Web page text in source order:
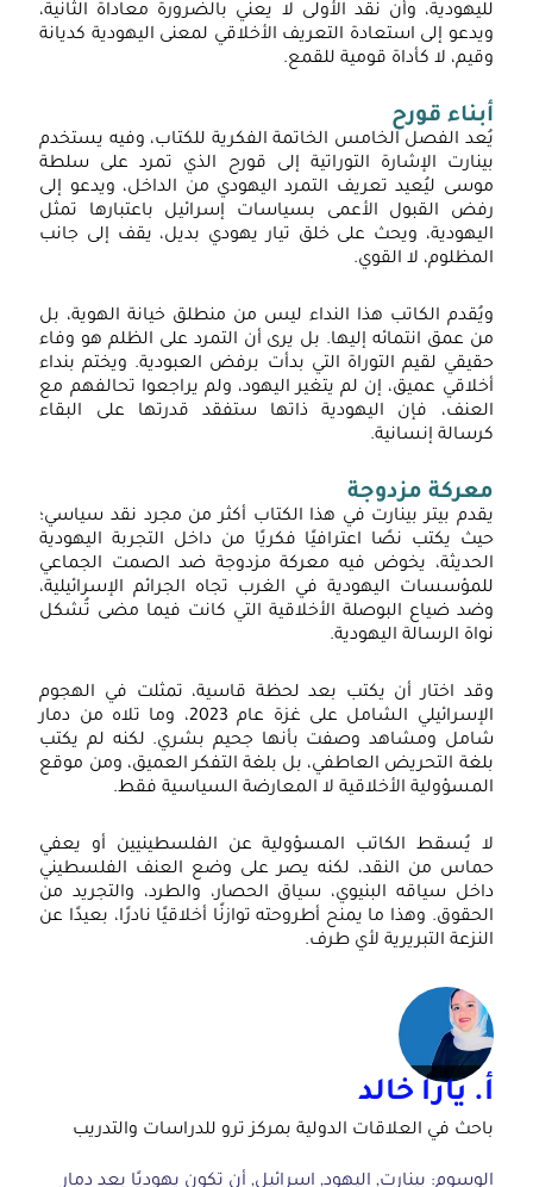
لليهودية، وأن نقد الأولى لا يعني بالضرورة معاداة الثانية،
ويدعو إلى استعادة التعريف الأخلاقي لمعنى اليهودية كديانة
وقيم، لا كأداة قومية للقمع.
أبناء قورح
يُعد الفصل الخامس الخاتمة الفكرية للكتاب، وفيه يستخدم
بينارت الإشارة التوراتية إلى قورح الذي تمرد على سلطة
موسى ليُعيد تعريف التمرد اليهودي من الداخل، ويدعو إلى
رفض القبول الأعمى بسياسات إسرائيل باعتبارها تمثل
اليهودية، ويحث على خلق تيار يهودي بديل، يقف إلى جانب
المظلوم، لا القوي.
ويُقدم الكاتب هذا النداء ليس من منطلق خيانة الهوية، بل
من عمق انتمائه إليها. بل يرى أن التمرد على الظلم هو وفاء
حقيقي لقيم التوراة التي بدأت برفض العبودية. ويختم بنداء
أخلاقي عميق، إن لم يتغير اليهود، ولم يراجعوا تحالفهم مع
العنف، فإن اليهودية ذاتها ستفقد قدرتها على البقاء
كرسالة إنسانية.
معركة مزدوجة
يقدم بيتر بينارت في هذا الكتاب أكثر من مجرد نقد سياسي؛
حيث يكتب نصًا اعترافيًا فكريًا من داخل التجربة اليهودية
الحديثة، يخوض فيه معركة مزدوجة ضد الصمت الجماعي
للمؤسسات اليهودية في الغرب تجاه الجرائم الإسرائيلية،
وضد ضياع البوصلة الأخلاقية التي كانت فيما مضى تُشكل
نواة الرسالة اليهودية.
وقد اختار أن يكتب بعد لحظة قاسية، تمثلت في الهجوم
الإسرائيلي الشامل على غزة عام 2023، وما تلاه من دمار
شامل ومشاهد وصفت بأنها جحيم بشري. لكنه لم يكتب
بلغة التحريض العاطفي، بل بلغة التفكر العميق، ومن موقع
المسؤولية الأخلاقية لا المعارضة السياسية فقط.
لا يُسقط الكاتب المسؤولية عن الفلسطينيين أو يعفي
حماس من النقد، لكنه يصر على وضع العنف الفلسطيني
داخل سياقه البنيوي، سياق الحصار، والطرد، والتجريد من
الحقوق. وهذا ما يمنح أطروحته توازنًا أخلاقيًا نادرًا، بعيدًا عن
النزعة التبريرية لأي طرف.
أ. يارا خالد
باحث في العلاقات الدولية بمركز ترو للدراسات والتدريب
الوسوم: بينارت, اليهود, اسرائيل, أن تكون يهوديًا بعد دمار